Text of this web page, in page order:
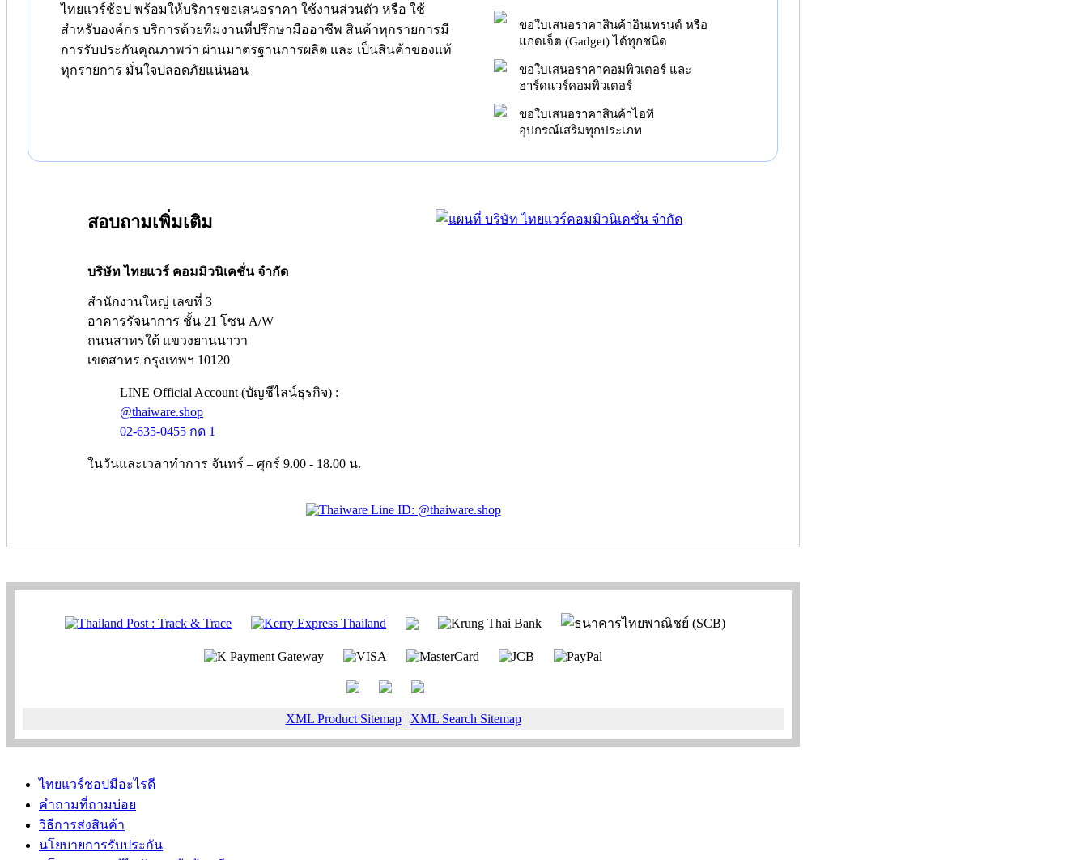
ไทยแวร์ช้อป พร้อมให้บริการขอเสนอราคา ใช้งานส่วนตัว หรือ ใช้
สำหรับองค์กร บริการด้วยทีมงานที่ปรึกษามืออาชีพ สินค้าทุกรายการมี
การรับประกันคุณภาพว่า ผ่านมาตรฐานการผลิต และ เป็นสินค้าของแท้
ทุกรายการ มั่นใจปลอดภัยแน่นอน
ขอใบเสนอราคาสินค้าอินเทรนด์ หรือ
แกดเจ็ต (Gadget) ได้ทุกชนิด
ขอใบเสนอราคาคอมพิวเตอร์ และ
ฮาร์ดแวร์คอมพิวเตอร์
ขอใบเสนอราคาสินค้าไอที
อุปกรณ์เสริมทุกประเภท
สอบถามเพิ่มเติม
บริษัท ไทยแวร์ คอมมิวนิเคชั่น จำกัด
สำนักงานใหญ่ เลขที่ 3
อาคารรัจนาการ ชั้น 21 โซน A/W
ถนนสาทรใต้ แขวงยานนาวา
เขตสาทร กรุงเทพฯ 10120
LINE Official Account (บัญชีไลน์ธุรกิจ) :
@thaiware.shop
02-635-0455 กด 1
ในวันและเวลาทำการ จันทร์ – ศุกร์ 9.00 - 18.00 น.
XML Product Sitemap| XML Search Sitemap
ไทยแวร์ชอปมีอะไรดี
คำถามที่ถามบ่อย
วิธีการส่งสินค้า
นโยบายการรับประกัน